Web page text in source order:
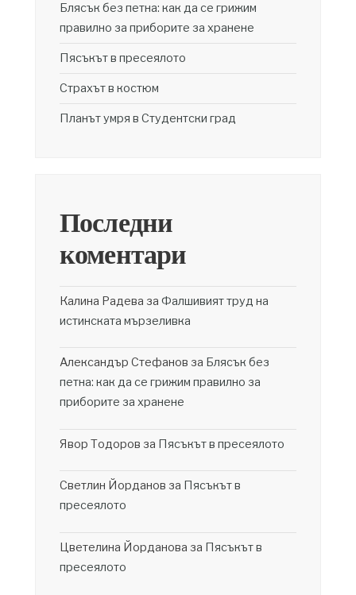
Блясък без петна: как да се грижим
правилно за приборите за хранене
Пясъкът в пресеялото
Страхът в костюм
Планът умря в Студентски град
Последни
коментари
Калина Радева за Фалшивият труд на
истинската мързеливка
Александър Стефанов за Блясък без
петна: как да се грижим правилно за
приборите за хранене
Явор Тодоров за Пясъкът в пресеялото
Светлин Йорданов за Пясъкът в
пресеялото
Цветелина Йорданова за Пясъкът в
пресеялото